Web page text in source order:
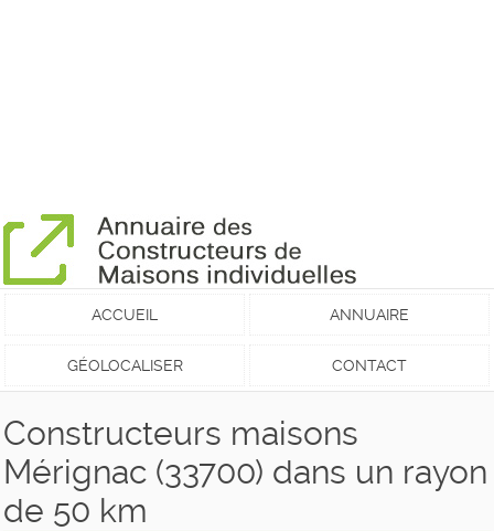
ACCUEIL ANNUAIRE
GÉOLOCALISER CONTACT
Constructeurs maisons
Mérignac (33700) dans un rayon
de 50 km